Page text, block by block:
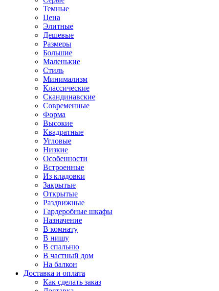
Темные
Цена
Элитные
Дешевые
Размеры
Большие
Маленькие
Стиль
Минимализм
Классические
Скандинавские
Современные
Форма
Высокие
Квадратные
Угловые
Низкие
Особенности
Встроенные
Из кладовки
Закрытые
Открытые
Раздвижные
Гардеробные шкафы
Назначение
В комнату
В нишу
В спальню
В частный дом
На балкон
Доставка и оплата
Как сделать заказ